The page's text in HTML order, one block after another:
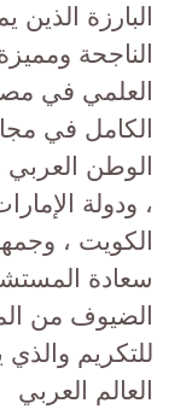
البارزة
الناجحة
العلمي في
الكامل في
الوطن العربي
، ودولة
الكويت ،
سعادة
الضيوف من
للتكريم
العالم العربي